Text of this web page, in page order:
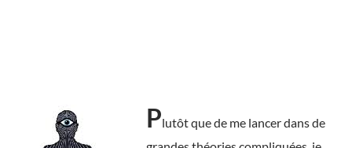
Plutôt que de me lancer dans de